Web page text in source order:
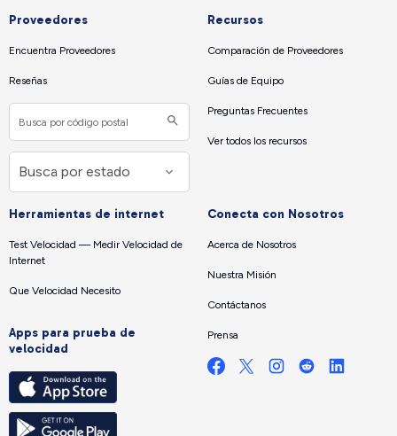
Proveedores
Encuentra Proveedores
Reseñas
Recursos
Comparación de Proveedores
Guías de Equipo
Preguntas Frecuentes
Ver todos los recursos
Herramientas de internet
Test Velocidad — Medir Velocidad de
Internet
Que Velocidad Necesito
Apps para prueba de
velocidad
Conecta con Nosotros
Acerca de Nosotros
Nuestra Misión
Contáctanos
Prensa